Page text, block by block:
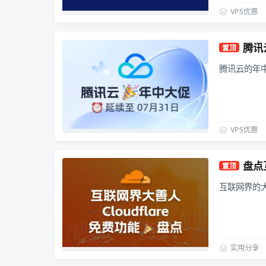
VPS优惠
置顶 腾讯
腾讯云的年
VPS优惠
置顶 盘
互联网界的
实用分享